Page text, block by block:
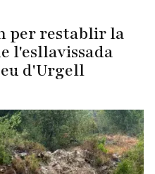
per restablir la
l'esllavissada
d'Urgell